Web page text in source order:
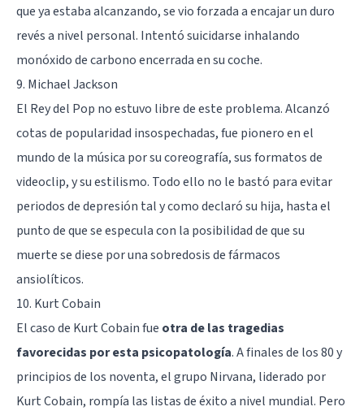
que ya estaba alcanzando, se vio forzada a encajar un duro
revés a nivel personal. Intentó suicidarse inhalando
monóxido de carbono encerrada en su coche.
9. Michael Jackson
El Rey del Pop no estuvo libre de este problema. Alcanzó
cotas de popularidad insospechadas, fue pionero en el
mundo de la música por su coreografía, sus formatos de
videoclip, y su estilismo. Todo ello no le bastó para evitar
periodos de depresión tal y como declaró su hija, hasta el
punto de que se especula con la posibilidad de que su
muerte se diese por una sobredosis de fármacos
ansiolíticos.
10. Kurt Cobain
El caso de Kurt Cobain fue otra de las tragedias
favorecidas por esta psicopatología. A finales de los 80 y
principios de los noventa, el grupo Nirvana, liderado por
Kurt Cobain, rompía las listas de éxito a nivel mundial. Pero